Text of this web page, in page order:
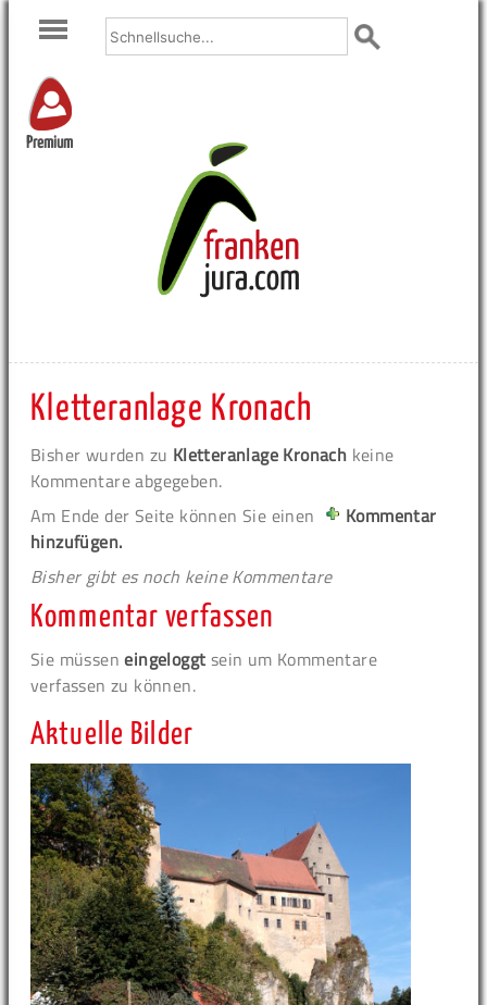
Premium
Kletteranlage Kronach
Bisher wurden zu Kletteranlage Kronach keine
Kommentare abgegeben.
Am Ende der Seite können Sie einen
Kommentar
hinzufügen.
Bisher gibt es noch keine Kommentare
Kommentar verfassen
Sie müsseneingeloggt sein um Kommentare
verfassen zu können.
Aktuelle Bilder